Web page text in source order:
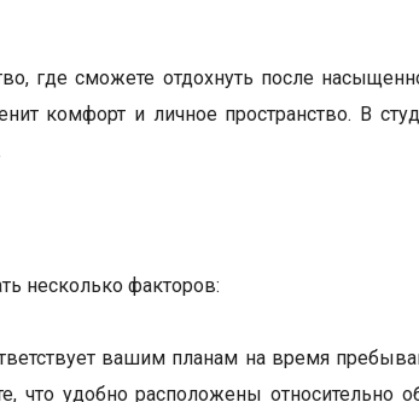
где сможете отдохнуть после
комфорт и личное пространство. В
несколько факторов:
вашим планам на время
что удобно расположены относительно